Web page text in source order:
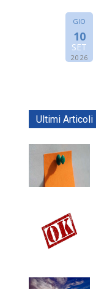
GIO
10
SET
2026
Ultimi Articoli